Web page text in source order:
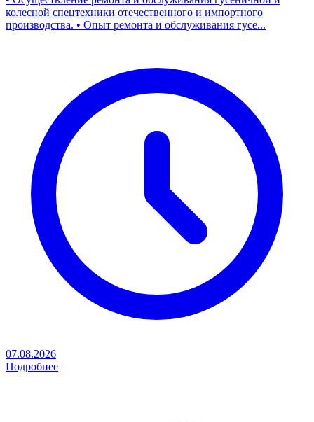
колесной спецтехники отечественного и импортного
производства. • Опыт ремонта и обслуживания гусе...
07.08.2026
Подробнее